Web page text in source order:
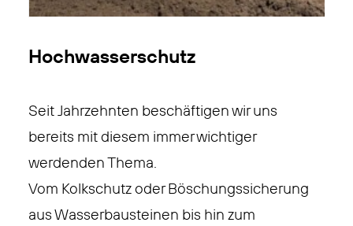
Hochwasserschutz
Seit Jahrzehnten beschäftigen wir uns
bereits mit diesem immer wichtiger
werdenden Thema.
Vom Kolkschutz oder Böschungssicherung
aus Wasserbausteinen bis hin zum